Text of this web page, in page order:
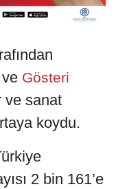
Gösteri
ve sanat
koydu.
2 bin 161’e